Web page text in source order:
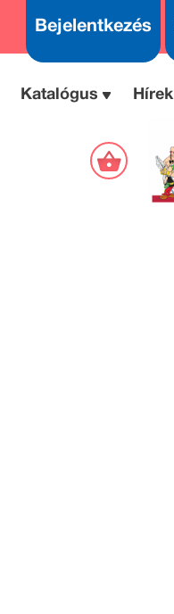
Bejelentkezés
Katalógus Hírek